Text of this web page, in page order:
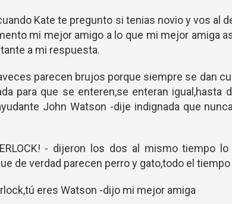
Kate te pregunto si tenias novio y vos al
mi mejor amigo a lo que mi mejor amiga
a mi respuesta.
parecen brujos porque siempre se dan
para que se enteren,se enteran igual,hasta
John Watson -dije indignada que
- dijeron los dos al mismo tiempo
de verdad parecen perro y gato,todo el
eres Watson -dijo mi mejor amiga